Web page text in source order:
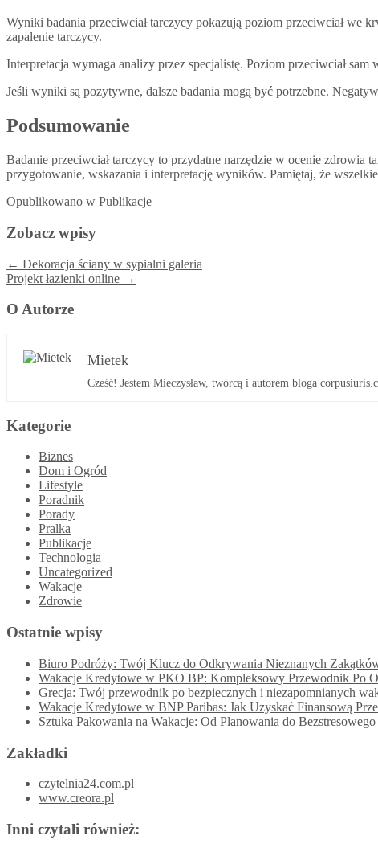
Wyniki badania przeciwciał tarczycy pokazują poziom przeciwciał we
zapalenie tarczycy.
Interpretacja wymaga analizy przez specjalistę. Poziom przeciwciał
Jeśli wyniki są pozytywne, dalsze badania mogą być potrzebne.
Podsumowanie
Badanie przeciwciał tarczycy to przydatne narzędzie w ocenie zdrowia
przygotowanie, wskazania i interpretację wyników. Pamiętaj, że
Opublikowano w Publikacje
Zobacz wpisy
← Dekoracja ściany w sypialni galeria
Projekt łazienki online →
O Autorze
Mietek
Cześć! Jestem Mieczysław, twórcą i autorem bloga
Kategorie
Biznes
Dom i Ogród
Lifestyle
Poradnik
Porady
Pralka
Publikacje
Technologia
Uncategorized
Wakacje
Zdrowie
Ostatnie wpisy
Biuro Podróży: Twój Klucz do Odkrywania Nieznanych
Wakacje Kredytowe w PKO BP: Kompleksowy Przewodnik Po
Grecja: Twój przewodnik po bezpiecznych i niezapomnianych
Wakacje Kredytowe w BNP Paribas: Jak Uzyskać Finansową
Sztuka Pakowania na Wakacje: Od Planowania do
Zakładki
czytelnia24.com.pl
www.creora.pl
Inni czytali również: